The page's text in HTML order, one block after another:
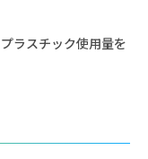
ラスチック使用量を